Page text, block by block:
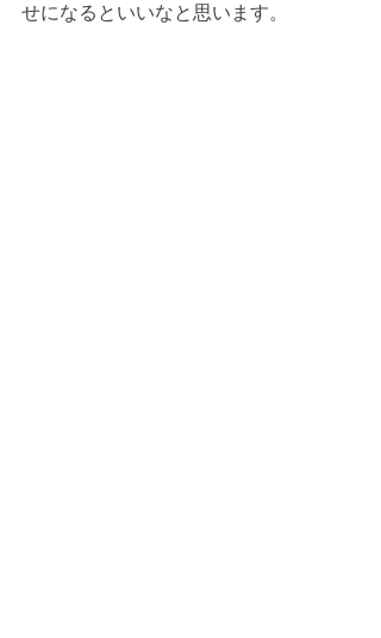
せになるといいなと思います。